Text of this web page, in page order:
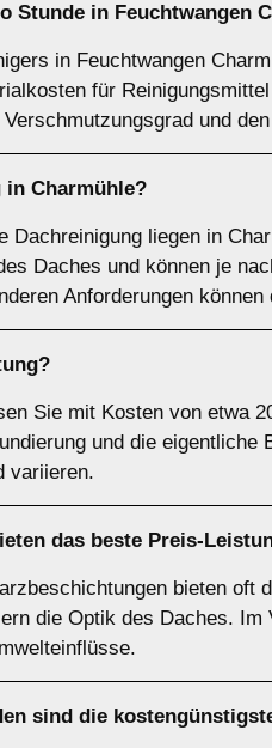
Stunde in Feuchtwangen
in Feuchtwangen
für
und
in Charmühle?
Dachreinigung liegen in
Daches und können je
Anforderungen
Sie mit Kosten von etwa
und die
variieren.
das beste Preis-
bieten oft
die Optik des Daches.
sind die